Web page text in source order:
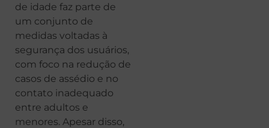
de idade faz parte de
um conjunto de
medidas voltadas à
segurança dos usuários,
com foco na redução de
casos de assédio e no
contato inadequado
entre adultos e
menores. Apesar disso,